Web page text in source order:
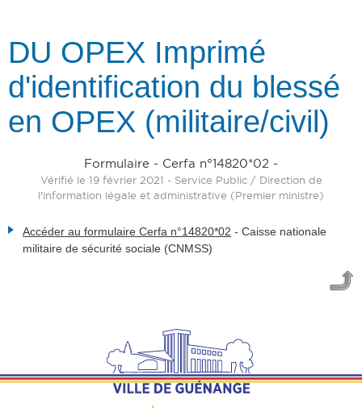
DU OPEX Imprimé
d'identification du blessé
en OPEX (militaire/civil)
Formulaire - Cerfa n°14820*02 -
Vérifié le 19 février 2021 - Service Public / Direction de
l'information légale et administrative (Premier ministre)
Accéder au formulaire Cerfa n°14820*02 - Caisse nationale
militaire de sécurité sociale (CNMSS)